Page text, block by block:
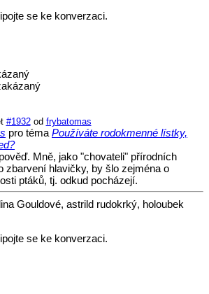
se ke konverzaci.
#1932 od frybatomas
pro téma Používáte rodokmenné lístky,
Mně, jako "chovateli" přírodních
zbarvení hlavičky, by šlo zejména o
ptáků, tj. odkud pocházejí.
Gouldové, astrild rudokrký, holoubek
se ke konverzaci.